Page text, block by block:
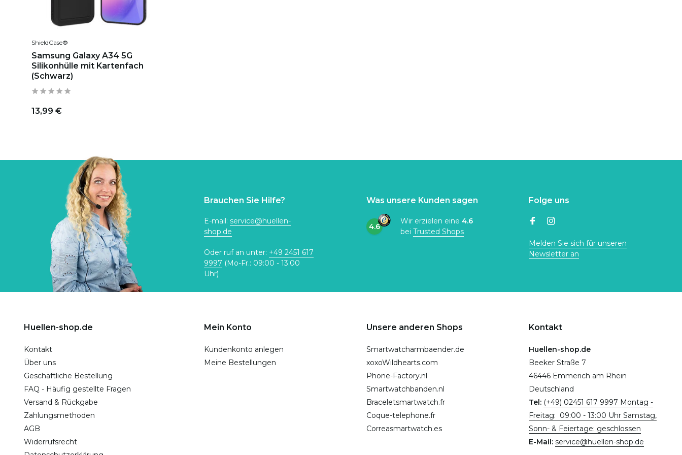
ShieldCase®
Samsung Galaxy A34 5G
Silikonhülle mit Kartenfach
(Schwarz)
13,99 €
Brauchen Sie Hilfe?
E-mail: service@huellen-
shop.de
Oder ruf an unter: +49 2451 617
9997 (Mo-Fr.: 09:00 - 13:00
Uhr)
Was unsere Kunden sagen
4.6
Wir erzielen eine 4.6
bei Trusted Shops
Folge uns
Melden Sie sich für unseren
Newsletter an
Huellen-shop.de
Kontakt
Über uns
Geschäftliche Bestellung
FAQ - Häufig gestellte Fragen
Versand & Rückgabe
Zahlungsmethoden
AGB
Widerrufsrecht
Mein Konto
Kundenkonto anlegen
Meine Bestellungen
Unsere anderen Shops
Smartwatcharmbaender.de
xoxoWildhearts.com
Phone-Factory.nl
Smartwatchbanden.nl
Braceletsmartwatch.fr
Coque-telephone.fr
Correasmartwatch.es
Kontakt
Huellen-shop.de
Beeker Straße 7
46446 Emmerich am Rhein
Deutschland
Tel: (+49) 02451 617 9997 Montag -
Freitag: 09:00 - 13:00 Uhr Samstag,
Sonn- & Feiertage: geschlossen
E-Mail: service@huellen-shop.de